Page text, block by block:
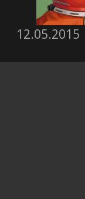
12.05.2015